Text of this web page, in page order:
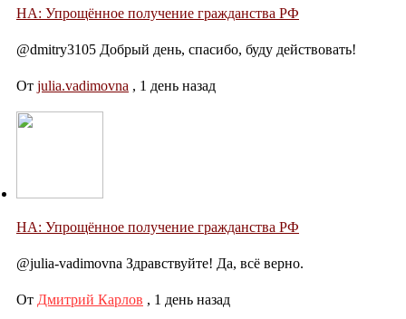
НА: Упрощённое получение гражданства РФ
@dmitry3105 Добрый день, спасибо, буду действовать!
От julia.vadimovna , 1 день назад
НА: Упрощённое получение гражданства РФ
@julia-vadimovna Здравствуйте! Да, всё верно.
От Дмитрий Карлов , 1 день назад